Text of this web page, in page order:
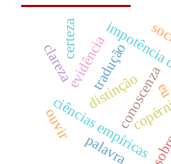
conoscenza
evidência
ciências empíricas
tradução
distinção
palavra
clareza
certeza
ouvir
eu